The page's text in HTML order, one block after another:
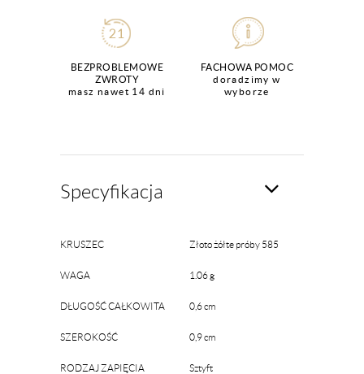
BEZPROBLEMOWE
ZWROTY
masz nawet 14 dni
FACHOWA POMOC
doradzimy w
wyborze
Specyfikacja
KRUSZEC Złoto żółte próby 585
WAGA 1.06 g
DŁUGOŚĆ CAŁKOWITA 0,6 cm
SZEROKOŚĆ 0,9 cm
RODZAJ ZAPIĘCIA Sztyft